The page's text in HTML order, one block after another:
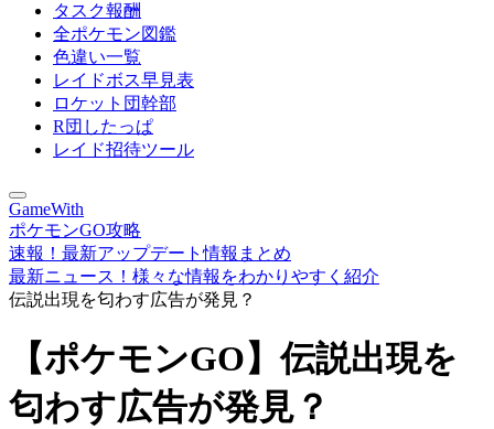
タスク報酬
全ポケモン図鑑
色違い一覧
レイドボス早見表
ロケット団幹部
R団したっぱ
レイド招待ツール
GameWith
ポケモンGO攻略
速報！最新アップデート情報まとめ
最新ニュース！様々な情報をわかりやすく紹介
伝説出現を匂わす広告が発見？
【ポケモンGO】伝説出現を
匂わす広告が発見？